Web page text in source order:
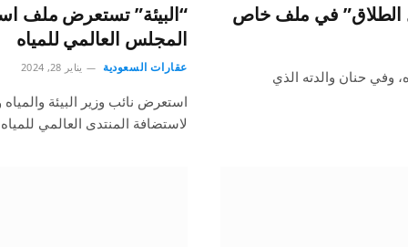
الطلاق” في ملف خاص
وفي حنان والدته الذي
“البيئة” تستعرض ملف
المجلس العالمي للمياه
عقارات السعودية يناير 28, 2024
استعرض نائب وزير البيئة
لاستضافة المنتدى العالمي للمياه 2027 في الرياض، وذلك